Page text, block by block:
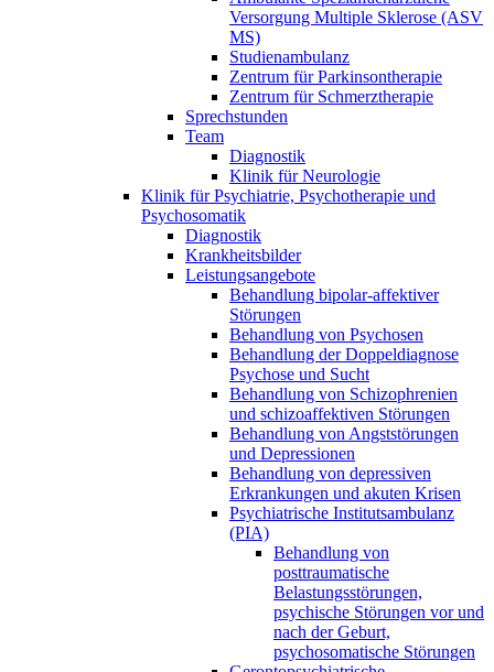
Versorgung Multiple Sklerose (ASV
MS)
Studienambulanz
Zentrum für Parkinsontherapie
Zentrum für Schmerztherapie
Sprechstunden
Team
Diagnostik
Klinik für Neurologie
Klinik für Psychiatrie, Psychotherapie und
Psychosomatik
Diagnostik
Krankheitsbilder
Leistungsangebote
Behandlung bipolar-affektiver
Störungen
Behandlung von Psychosen
Behandlung der Doppeldiagnose
Psychose und Sucht
Behandlung von Schizophrenien
und schizoaffektiven Störungen
Behandlung von Angststörungen
und Depressionen
Behandlung von depressiven
Erkrankungen und akuten Krisen
Psychiatrische Institutsambulanz
(PIA)
Behandlung von
posttraumatische
Belastungsstörungen,
psychische Störungen vor und
nach der Geburt,
psychosomatische Störungen